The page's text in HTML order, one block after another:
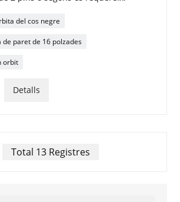
del cos negre
paret de 16 polzades
orbit
Detalls
Total 13 Registres